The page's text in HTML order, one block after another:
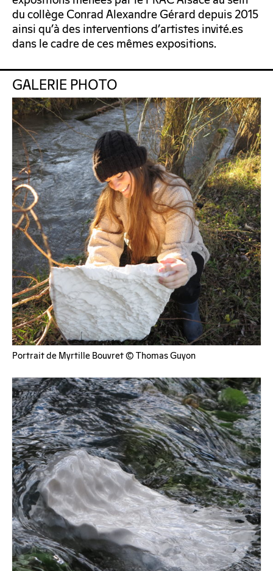
du collège Conrad Alexandre Gérard depuis 2015
ainsi qu’à des interventions d’artistes invité.es
dans le cadre de ces mêmes expositions.
GALERIE PHOTO
Portrait de Myrtille Bouvret © Thomas Guyon